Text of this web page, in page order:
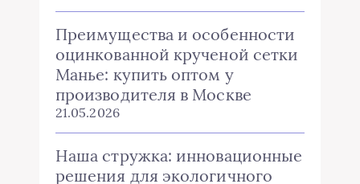
Преимущества и особенности
оцинкованной крученой сетки
Манье: купить оптом у
производителя в Москве
21.05.2026
Наша стружка: инновационные
решения для экологичного